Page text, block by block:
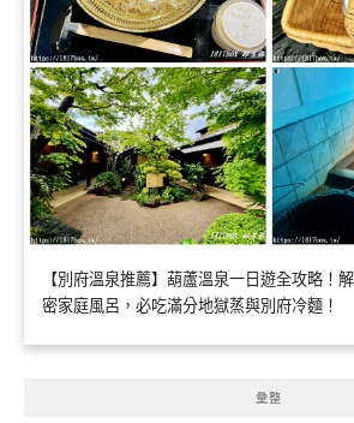
【別府溫泉推薦】葫蘆溫泉一日遊全攻略！
密家庭風呂，必吃滿分地獄蒸與別府冷麵！
彙整